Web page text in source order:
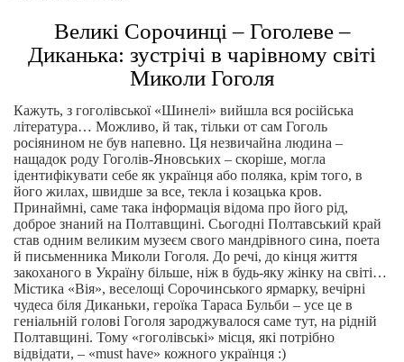
Великі Сорочинці – Гоголеве –
Диканька: зустрічі в чарівному світі
Миколи Гоголя
Кажуть, з гоголівської «Шинелі» вийшла вся російська
література… Можливо, й так, тільки от сам Гоголь
росіянином не був напевно. Ця незвичайна людина –
нащадок роду Гоголів-Яновських – скоріше, могла
ідентифікувати себе як українця або поляка, крім того, в
його жилах, швидше за все, текла і козацька кров.
Принаймні, саме така інформація відома про його рід,
доброе знаний на Полтавщині. Сьогодні Полтавський край
став одним великим музеєм свого мандрівного сина, поета
й письменника Миколи Гоголя. До речі, до кінця життя
закоханого в Україну більше, ніж в будь-яку жінку на світі…
Містика «Вія», веселощі Сорочинського ярмарку, вечірні
чудеса біля Диканьки, героїка Тараса Бульби – усе це в
геніальній голові Гоголя зароджувалося саме тут, на рідній
Полтавщині. Тому «гоголівські» місця, які потрібно
відвідати, – «must have» кожного українця :)